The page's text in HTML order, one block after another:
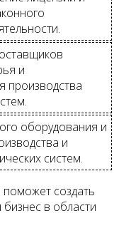
и
производства
оборудования и
и
систем.
создать
в области